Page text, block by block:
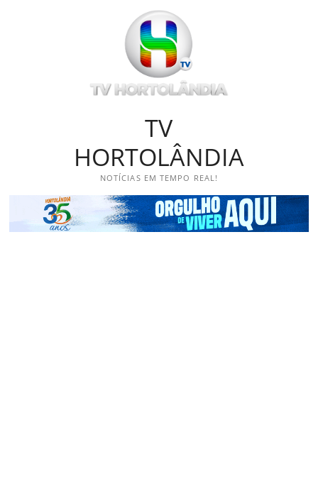
TV
HORTOLÂNDIA
NOTÍCIAS EM TEMPO REAL!